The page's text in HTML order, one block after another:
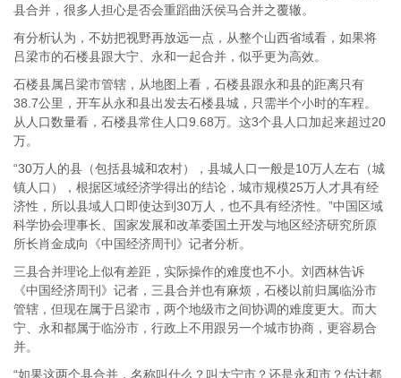
县合并，很多人担心是否会重蹈曲沃侯马合并之覆辙。
有分析认为，不妨把视野再放远一点，从整个山西省域看，如果将
吕梁市的石楼县跟大宁、永和一起合并，似乎更为高效。
石楼县属吕梁市管辖，从地图上看，石楼县跟永和县的距离只有
38.7公里，开车从永和县出发去石楼县城，只需半个小时的车程。
从人口数量看，石楼县常住人口9.68万。这3个县人口加起来超过20
万。
“30万人的县（包括县城和农村），县城人口一般是10万人左右（城
镇人口），根据区域经济学得出的结论，城市规模25万人才具有经
济性，所以县域人口即使达到30万人，也不具有经济性。”中国区域
科学协会理事长、国家发展和改革委国土开发与地区经济研究所原
所长肖金成向《中国经济周刊》记者分析。
三县合并理论上似有差距，实际操作的难度也不小。刘西林告诉
《中国经济周刊》记者，三县合并也有麻烦，石楼以前归属临汾市
管辖，但现在属于吕梁市，两个地级市之间协调的难度更大。而大
宁、永和都属于临汾市，行政上不用跟另一个城市协商，更容易合
并。
“如果这两个县合并，名称叫什么？叫大宁市？还是永和市？估计都